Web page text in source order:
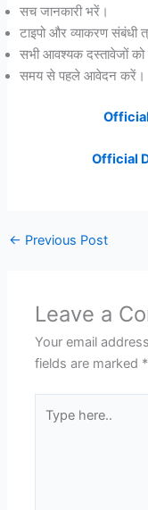
सच जानकारी भरें।
टाइपो और व्याकरण संबंधी
सभी आवश्यक दस्तावेजों
समय से पहले आवेदन करें।
Official
← Previous Post
Leave a
Your email
fields are marked *
here..